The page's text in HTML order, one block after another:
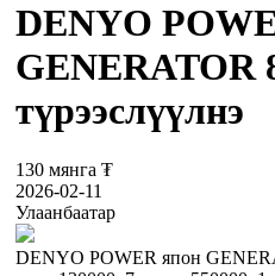
DENYO
GENERATOR
түрээслүүлнэ
130 мянга ₮
2026-02-11
Улаанбаатар
DENYO POWER япон